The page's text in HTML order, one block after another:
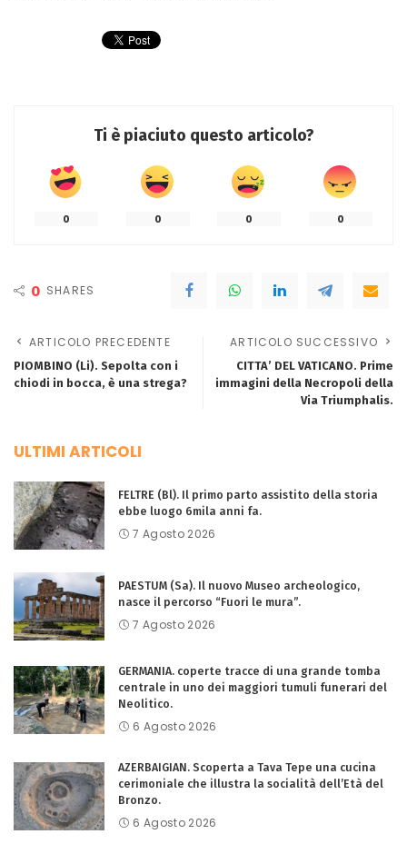
Ti è piaciuto questo articolo?
0 0 0 0
0 SHARES
ARTICOLO PRECEDENTE
PIOMBINO (Li). Sepolta con i
chiodi in bocca, è una strega?
ARTICOLO SUCCESSIVO
CITTA’ DEL VATICANO. Prime
immagini della Necropoli della
Via Triumphalis.
ULTIMI ARTICOLI
FELTRE (Bl). Il primo parto assistito della storia
ebbe luogo 6mila anni fa.
7 Agosto 2026
PAESTUM (Sa). Il nuovo Museo archeologico,
nasce il percorso “Fuori le mura”.
7 Agosto 2026
GERMANIA. coperte tracce di una grande tomba
centrale in uno dei maggiori tumuli funerari del
Neolitico.
6 Agosto 2026
AZERBAIGIAN. Scoperta a Tava Tepe una cucina
cerimoniale che illustra la socialità dell’Età del
Bronzo.
6 Agosto 2026